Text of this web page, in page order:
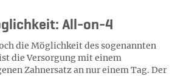
All-on-4
die Möglichkeit des sogenannten
die Versorgung mit einem
Zahnersatz an nur einem Tag. Der